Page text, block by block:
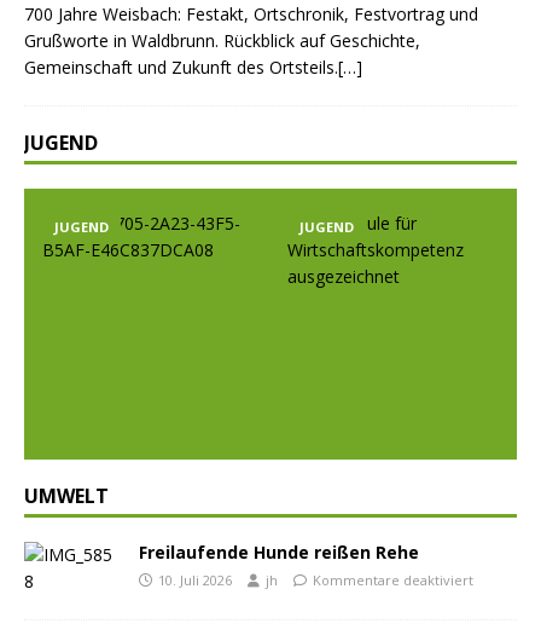
700 Jahre Weisbach: Festakt, Ortschronik, Festvortrag und
Grußworte in Waldbrunn. Rückblick auf Geschichte,
Gemeinschaft und Zukunft des Ortsteils.[…]
JUGEND
JUGEND JUGEND
UMWELT
Freilaufende Hunde reißen Rehe
10. Juli 2026 jh Kommentare deaktiviert